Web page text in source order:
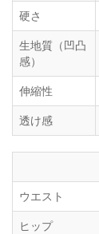
硬さ
生地質（凹凸
感）
伸縮性
透け感
ウエスト
ヒップ